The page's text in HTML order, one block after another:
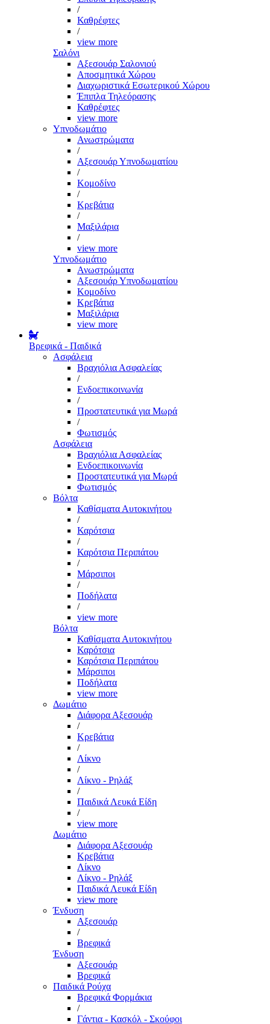
/
Καθρέφτες
/
view more
Σαλόνι
Αξεσουάρ Σαλονιού
Αποσμητικά Χώρου
Διαχωριστικά Εσωτερικού Χώρου
Έπιπλα Τηλεόρασης
Καθρέφτες
view more
Υπνοδωμάτιο
Ανωστρώματα
/
Αξεσουάρ Υπνοδωματίου
/
Κομοδίνο
/
Κρεβάτια
/
Μαξιλάρια
/
view more
Υπνοδωμάτιο
Ανωστρώματα
Αξεσουάρ Υπνοδωματίου
Κομοδίνο
Κρεβάτια
Μαξιλάρια
view more
Βρεφικά - Παιδικά
Ασφάλεια
Βραχιόλια Ασφαλείας
/
Ενδοεπικοινωνία
/
Προστατευτικά για Μωρά
/
Φωτισμός
Ασφάλεια
Βραχιόλια Ασφαλείας
Ενδοεπικοινωνία
Προστατευτικά για Μωρά
Φωτισμός
Βόλτα
Καθίσματα Αυτοκινήτου
/
Καρότσια
/
Καρότσια Περιπάτου
/
Μάρσιποι
/
Ποδήλατα
/
view more
Βόλτα
Καθίσματα Αυτοκινήτου
Καρότσια
Καρότσια Περιπάτου
Μάρσιποι
Ποδήλατα
view more
Δωμάτιο
Διάφορα Αξεσουάρ
/
Κρεβάτια
/
Λίκνο
/
Λίκνο - Ρηλάξ
/
Παιδικά Λευκά Είδη
/
view more
Δωμάτιο
Διάφορα Αξεσουάρ
Κρεβάτια
Λίκνο
Λίκνο - Ρηλάξ
Παιδικά Λευκά Είδη
view more
Ένδυση
Αξεσουάρ
/
Βρεφικά
Ένδυση
Αξεσουάρ
Βρεφικά
Παιδικά Ρούχα
Βρεφικά Φορμάκια
/
Γάντια - Κασκόλ - Σκούφοι